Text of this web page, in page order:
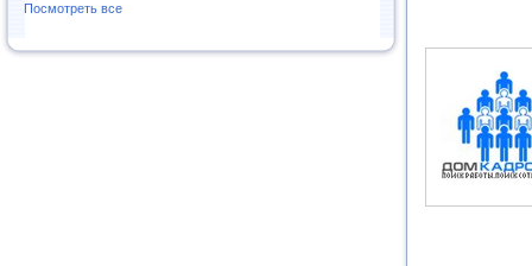
Посмотреть все